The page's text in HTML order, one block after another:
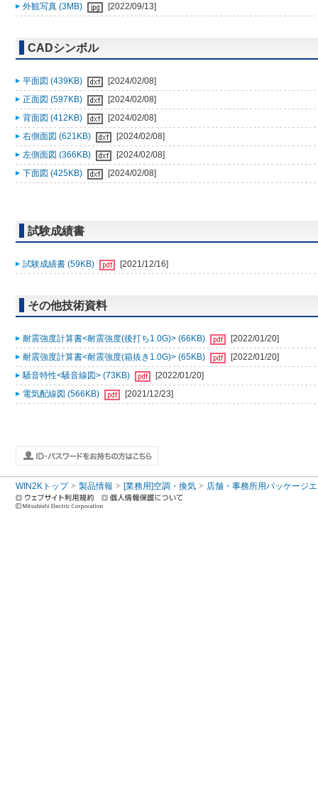
外観写真 (3MB) [2022/09/13]
CADシンボル
平面図 (439KB)
[2024/02/08]
正面図 (597KB)
[2024/02/08]
背面図 (412KB)
[2024/02/08]
右側面図 (621KB)
[2024/02/08]
左側面図 (366KB)
[2024/02/08]
下面図 (425KB)
[2024/02/08]
試験成績書
試験成績書 (59KB) [2021/12/16]
その他技術資料
耐震強度計算書<耐震強度(後打ち1.0G)> (66KB)
[2022/01/20]
耐震強度計算書<耐震強度(箱抜き1.0G)> (65KB)
[2022/01/20]
騒音特性<騒音線図> (73KB)
[2022/01/20]
電気配線図 (566KB)
[2021/12/23]
WIN2Kトップ 製品情報 [業務用]空調・換気 店舗・事務所用パッケージ